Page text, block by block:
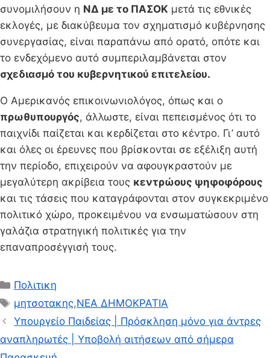
συνομιλήσουν η ΝΔ με το ΠΑΣΟΚ μετά τις εθνικές
εκλογές, με διακύβευμα τον σχηματισμό κυβέρνησης
συνεργασίας, είναι παραπάνω από ορατό, οπότε και
το ενδεχόμενο αυτό συμπεριλαμβάνεται στον
σχεδιασμό του κυβερνητικού επιτελείου.
Ο Αμερικανός επικοινωνιολόγος, όπως και ο
πρωθυπουργός, άλλωστε, είναι πεπεισμένος ότι το
παιχνίδι παίζεται και κερδίζεται στο κέντρο. Γι’ αυτό
και όλες οι έρευνες που βρίσκονται σε εξέλιξη αυτή
την περίοδο, επιχειρούν να αφουγκραστούν με
μεγαλύτερη ακρίβεια τους κεντρώους ψηφοφόρους
και τις τάσεις που καταγράφονται στον συγκεκριμένο
πολιτικό χώρο, προκειμένου να ενσωματώσουν στη
γαλάζια στρατηγική πολιτικές για την
επαναπροσέγγισή τους.
Κατηγορίες
Πολιτικη
Ετικέτες
μητσοτακης,ΝΕΑ ΔΗΜΟΚΡΑΤΙΑ
Υπουργείο Παιδείας | Πρόσκληση μόνο για άντρες
αναπληρωτές | Υποβολή αιτήσεων από σήμερα